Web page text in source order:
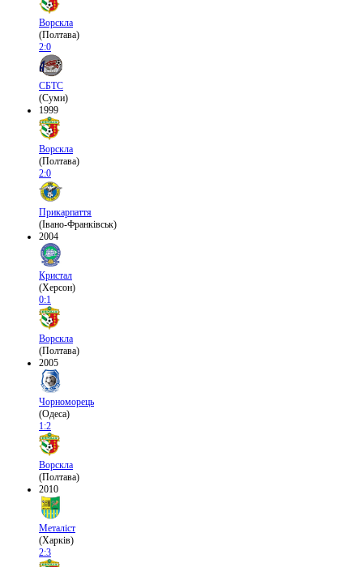
Ворскла
(Полтава)
2:0
СБТС
(Суми)
1999
Ворскла
(Полтава)
2:0
Прикарпаття
(Івано-Франківськ)
2004
Кристал
(Херсон)
0:1
Ворскла
(Полтава)
2005
Чорноморець
(Одеса)
1:2
Ворскла
(Полтава)
2010
Металіст
(Харків)
2:3